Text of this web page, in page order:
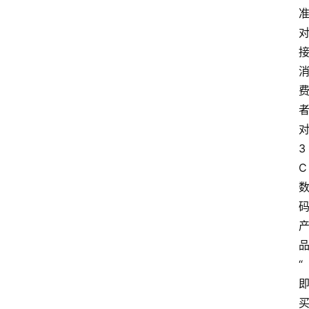
准
对
接
消
费
者
对
3
C
数
码
产
品
“
即
买